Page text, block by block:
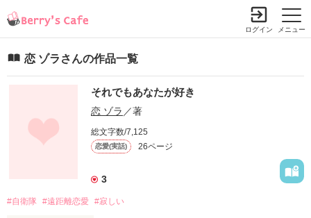
メニュー
ログイン
恋 ゾラさんの作品一覧
それでもあなたが好き
恋 ゾラ ／著
総文字数/7,125
恋愛(実話) 26ページ
3
#自衛隊 #遠距離恋愛 #寂しい